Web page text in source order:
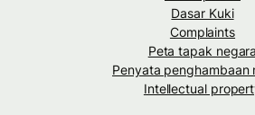
Dasar Kuki
Complaints
Peta tapak negara
Penyata penghambaan
Intellectual